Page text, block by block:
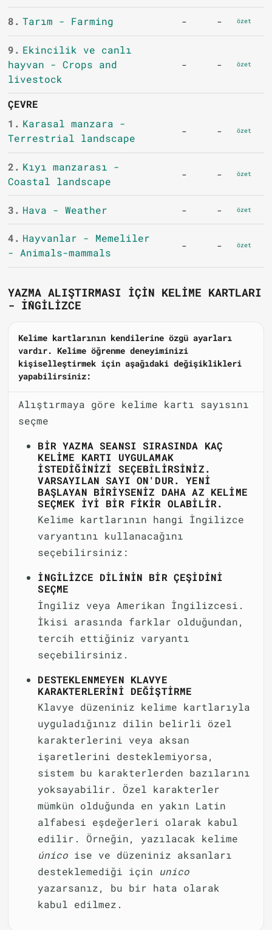
8. Tarım - Farming - - özet
9. Ekincilik ve canlı
hayvan - Crops and
livestock
- - özet
ÇEVRE
1. Karasal manzara -
Terrestrial landscape
- - özet
2. Kıyı manzarası -
Coastal landscape
- - özet
3. Hava - Weather - - özet
4. Hayvanlar - Memeliler
- Animals-mammals
- - özet
YAZMA ALIŞTIRMASI IÇIN KELIME KARTLARI
- İNGILIZCE
Kelime kartlarının kendilerine özgü ayarları
vardır. Kelime öğrenme deneyiminizi
kişiselleştirmek için aşağıdaki değişiklikleri
yapabilirsiniz:
Alıştırmaya göre kelime kartı sayısını
seçme
BIR YAZMA SEANSI SIRASINDA KAÇ
KELIME KARTI UYGULAMAK
ISTEDIĞINIZI SEÇEBILIRSINIZ.
VARSAYILAN SAYI ON'DUR. YENI
BAŞLAYAN BIRIYSENIZ DAHA AZ KELIME
SEÇMEK IYI BIR FIKIR OLABILIR.
Kelime kartlarının hangi İngilizce
varyantını kullanacağını
seçebilirsiniz:
İNGILIZCE DILININ BIR ÇEŞIDINI
SEÇME
İngiliz veya Amerikan İngilizcesi.
İkisi arasında farklar olduğundan,
tercih ettiğiniz varyantı
seçebilirsiniz.
DESTEKLENMEYEN KLAVYE
KARAKTERLERINI DEĞIŞTIRME
Klavye düzeniniz kelime kartlarıyla
uyguladığınız dilin belirli özel
karakterlerini veya aksan
işaretlerini desteklemiyorsa,
sistem bu karakterlerden bazılarını
yoksayabilir. Özel karakterler
mümkün olduğunda en yakın Latin
alfabesi eşdeğerleri olarak kabul
edilir. Örneğin, yazılacak kelime
único ise ve düzeniniz aksanları
desteklemediği için unico
yazarsanız, bu bir hata olarak
kabul edilmez.